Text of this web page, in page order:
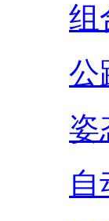
组
公
姿